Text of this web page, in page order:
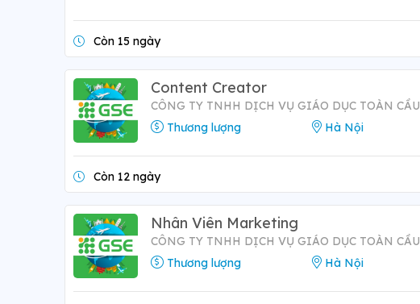
Còn 15 ngày
Content Creator
CÔNG TY TNHH DỊCH VỤ GIÁO DỤC TOÀN CẦU
Thương lượng
Hà Nội
Còn 12 ngày
Nhân Viên Marketing
CÔNG TY TNHH DỊCH VỤ GIÁO DỤC TOÀN CẦU
Thương lượng
Hà Nội